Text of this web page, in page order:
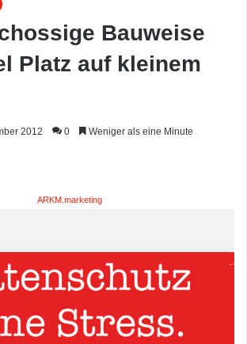
Bauweise
Platz auf kleinem
2012 0 Weniger als eine Minute
ARKM.marketing